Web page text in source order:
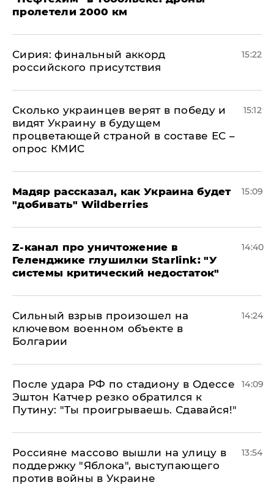
пролетели 2000 км
​Сирия: финальный аккорд
российского присутствия
15:22
Сколько украинцев верят в победу и
видят Украину в будущем
процветающей страной в составе ЕС –
опрос КМИС
15:12
Мадяр рассказал, как Украина будет
"добивать" Wildberries
15:09
Z-канал про уничтожение в
Геленджике глушилки Starlink: "У
системы критический недостаток"
14:40
Сильный взрыв произошел на
ключевом военном объекте в
Болгарии
14:24
После удара РФ по стадиону в Одессе
Эштон Катчер резко обратился к
Путину: "Ты проигрываешь. Сдавайся!"
14:09
Россияне массово вышли на улицу в
поддержку "Яблока", выступающего
против войны в Украине
13:54